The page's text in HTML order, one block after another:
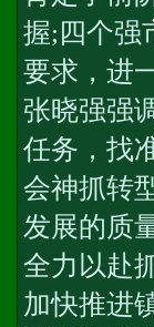
握;四个强
要求，进
张晓强强
任务，找
会神抓转
发展的质
全力以赴
加快推进